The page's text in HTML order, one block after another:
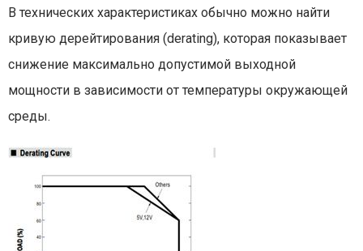
В технических характеристиках обычно можно найти
кривую дерейтирования (derating), которая показывает
снижение максимально допустимой выходной
мощности в зависимости от температуры окружающей
среды.